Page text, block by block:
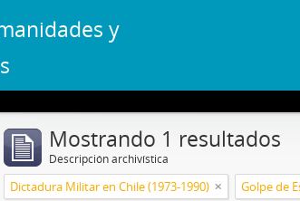
y
Mostrando 1 resultados
Descripción archivística
Dictadura Militar en Chile (1973-1990) Golpe de